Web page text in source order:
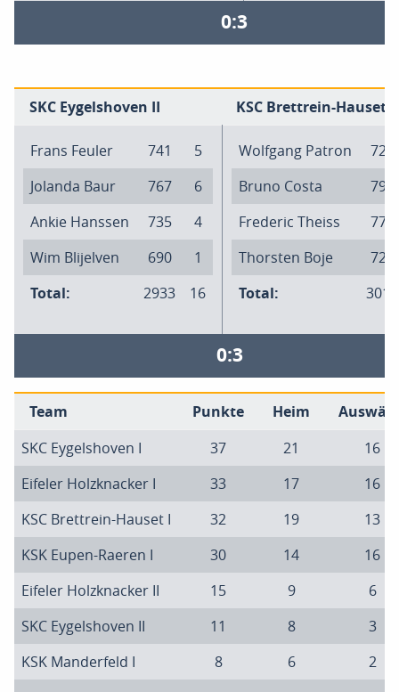
0:3
SKC Eygelshoven II KSC Brettrein-Hauset I
Frans Feuler 741
5
Jolanda Baur
767
6
Ankie Hanssen
735
4
Wim Blijelven
690
1
Total:
2933 16
Wolfgang Patron
728
Bruno Costa
790
Frederic Theiss
775
Thorsten Boje
725
Total:
3018
0:3
Team Punkte Heim
SKC Eygelshoven I
37 21
16
Eifeler Holzknacker I
33 17
16
KSC Brettrein-Hauset I
32 19
13
KSK Eupen-Raeren I
30 14
16
Eifeler Holzknacker II
15 9
6
SKC Eygelshoven II
11 8
3
KSK Manderfeld I
8 6
2